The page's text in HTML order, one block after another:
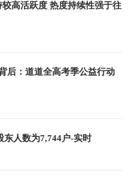
高活跃度 热度持续性强于往
后：道道全高考季公益行动
东人数为7,744户-实时